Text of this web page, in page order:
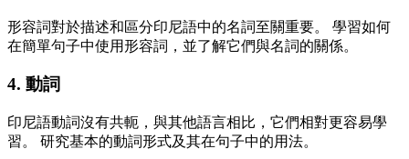
形容詞對於描述和區分印尼語中的名詞至關重要。 學習如何
在簡單句子中使用形容詞，並了解它們與名詞的關係。
4. 動詞
印尼語動詞沒有共軛，與其他語言相比，它們相對更容易學
習。 研究基本的動詞形式及其在句子中的用法。